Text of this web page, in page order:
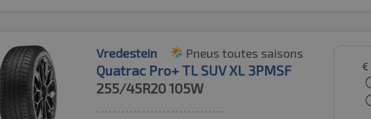
Vredestein Pneus toutes saisons
Quatrac Pro+ TL SUV XL 3PMSF
255/45R20105W
€